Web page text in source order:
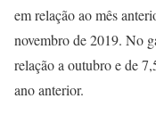
em relação ao mês
novembro de 2019. No
relação a outubro e de
ano anterior.